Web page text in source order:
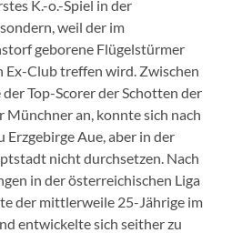
K.-o.-Spiel in der
weil der im
geborene Flügelstürmer
Club treffen wird. Zwischen
Top-Scorer der Schotten der
an, konnte sich nach
Erzgebirge Aue, aber in der
nicht durchsetzen. Nach
in der österreichischen Liga
der mittlerweile 25-Jährige im
entwickelte sich seither zu